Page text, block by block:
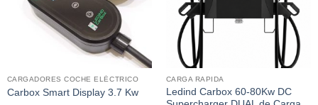
CARGADORES COCHE ELÉCTRICO
Carbox Smart Display 3.7 Kw
CARGA RAPIDA
Ledind Carbox 60-80Kw DC